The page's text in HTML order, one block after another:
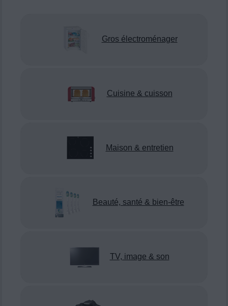
Gros électroménager
Cuisine & cuisson
Maison & entretien
Beauté, santé & bien-être
TV, image & son